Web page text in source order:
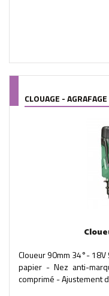
CLOUAGE -
Cloueur 90mm 34°-
papier - Nez anti-
comprimé - Ajustement